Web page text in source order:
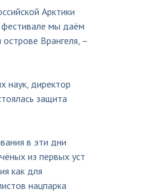
Арктики
фестивале мы даём
Врангеля, –
наук, директор
защита
в эти дни
из первых уст
как для
нацпарка